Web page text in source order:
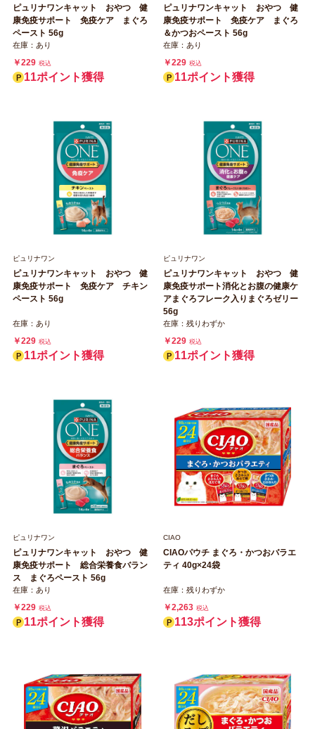
ピュリナワンキャット おやつ 健
康免疫サポート 免疫ケア まぐろ
ペースト 56g
在庫：あり
￥229 税込
11ポイント獲得
ピュリナワンキャット おやつ 健
康免疫サポート 免疫ケア まぐろ
＆かつおペースト 56g
在庫：あり
￥229 税込
11ポイント獲得
ピュリナワン
ピュリナワンキャット おやつ 健
康免疫サポート 免疫ケア チキン
ペースト 56g
在庫：あり
￥229 税込
11ポイント獲得
ピュリナワン
ピュリナワンキャット おやつ 健
康免疫サポート消化とお腹の健康ケ
アまぐろフレーク入りまぐろゼリー
56g
在庫：残りわずか
￥229 税込
11ポイント獲得
ピュリナワン
ピュリナワンキャット おやつ 健
康免疫サポート 総合栄養食バラン
ス まぐろペースト 56g
在庫：あり
￥229 税込
11ポイント獲得
CIAO
CIAOパウチ まぐろ・かつおバラエ
ティ 40g×24袋
在庫：残りわずか
￥2,263 税込
113ポイント獲得